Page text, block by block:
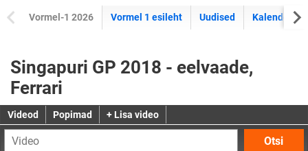
Vormel-1 2026 Vormel 1 esileht Uudised Kalender
Singapuri GP 2018 - eelvaade,
Ferrari
Videod Popimad + Lisa video
Otsi